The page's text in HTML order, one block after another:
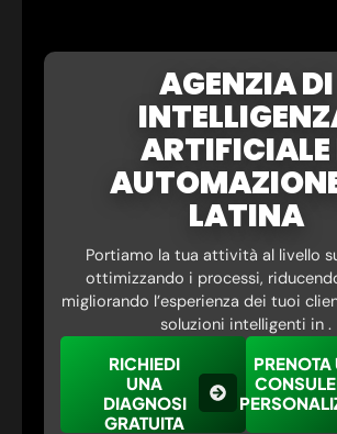
AGENZIA DI
ARTIFICIALE
LATINA
Portiamo la tua attività al livello
ottimizzando i processi,
migliorando l’esperienza dei tuoi
soluzioni intelligenti in .
RICHIEDI
UNA
DIAGNOSI
GRATUITA
PRENOTA